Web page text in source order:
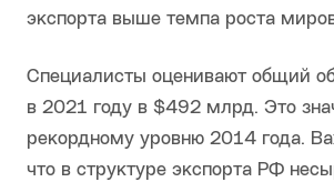
экспорта выше темпа роста
Специалисты оценивают общий
в 2021 году в $492 млрд. Это
рекордному уровню 2014 года.
что в структуре экспорта РФ